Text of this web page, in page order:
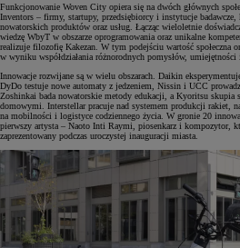
Funkcjonowanie Woven City opiera się na dwóch głównych
Inventors – firmy, startupy, przedsiębiorcy i instytucje
nowatorskich produktów oraz usług. Łącząc wieloletnie
wiedzę WbyT w obszarze oprogramowania oraz unikalne
realizuje filozofię Kakezan. W tym podejściu wartość społeczna
w wyniku współdziałania różnorodnych pomysłów, umiejętności
Innowacje rozwijane są w wielu obszarach. Daikin
DyDo testuje nowe automaty z jedzeniem, Nissin i UCC
Zoshinkai bada nowatorskie metody edukacji, a Kyoritsu skupia
domowymi. Interstellar pracuje nad systemem produkcji rakiet,
na mobilności i logistyce codziennego życia. W gronie 20
pierwszy artysta – Naoto Inti Raymi, piosenkarz i kompozytor,
zaprezentowany podczas uroczystej inauguracji miasta.